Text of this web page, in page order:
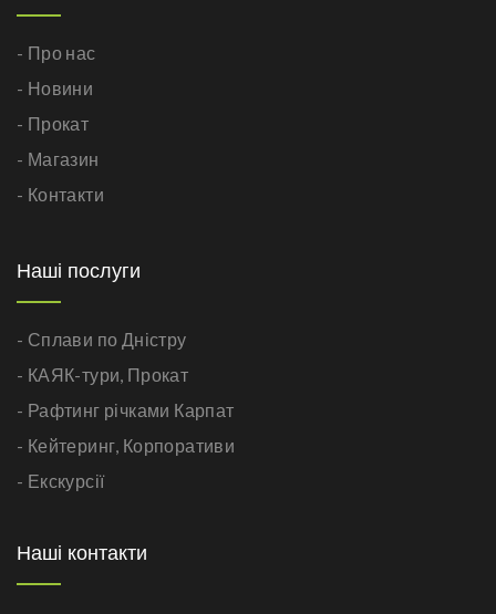
- Про нас
- Новини
- Прокат
- Магазин
- Контакти
Наші послуги
- Сплави по Дністру
- КАЯК-тури, Прокат
- Рафтинг річками Карпат
- Кейтеринг, Корпоративи
- Екскурсії
Наші контакти